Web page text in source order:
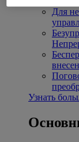
Для
Узнать